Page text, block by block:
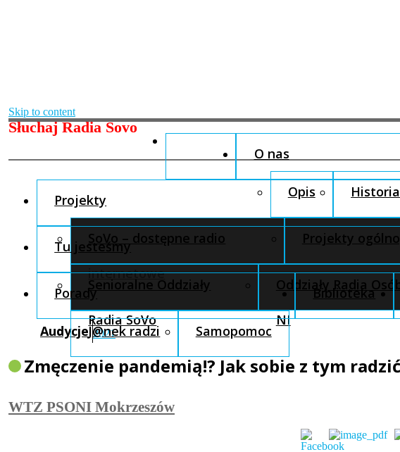
Skip to content
Słuchaj Radia Sovo
O nas
Opis Historia
Projekty
SoVo – dostępne radio
internetowe
Projekty
Tu jesteśmy
Senioralne Oddziały
Radia SoVo
Oddziały Radia
NI
Porady
J@nek radzi Samopomoc
Biblioteka
Audycje 2021
Zmęczenie pandemią!? Jak sobie z tym
WTZ PSONI Mokrzeszów